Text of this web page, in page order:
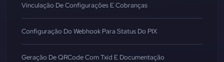
Vinculação De Configurações E Cobranças
Configuração Do Webhook Para Status Do PIX
Geração De QRCode Com Txid E Documentação